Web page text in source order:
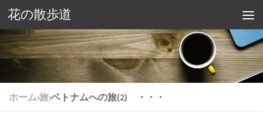
花の散歩道
ホーム›旅›ベトナムへの旅(2) ・・・